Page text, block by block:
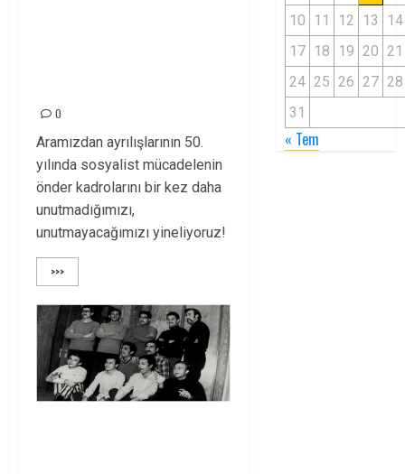
0
Aramızdan ayrılışlarının 50.
yılında sosyalist mücadelenin
önder kadrolarını bir kez daha
unutmadığımızı,
unutmayacağımızı yineliyoruz!
>>>
10 11 12 13
14
17 18 19 20 21
24 25 26 27 28
31
« Tem